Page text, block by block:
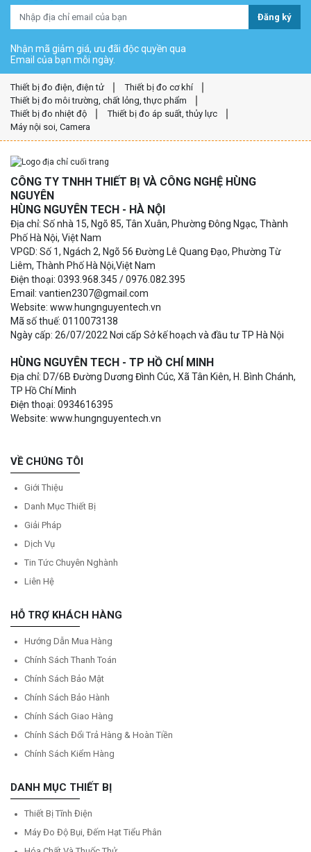
Đăng ký
Nhận mã giảm giá, ưu đãi độc quyền qua
Email của bạn mỗi ngày.
Thiết bị đo điện, điện tử
Thiết bị đo cơ khí
Thiết bị đo môi trường, chất lỏng, thực phẩm
Thiết bị đo nhiệt độ
Thiết bị đo áp suất, thủy lực
Máy nội soi, Camera
CÔNG TY TNHH THIẾT BỊ VÀ CÔNG NGHỆ HÙNG
NGUYÊN
HÙNG NGUYÊN TECH - HÀ NỘI
Địa chỉ: Số nhà 15, Ngõ 85, Tân Xuân, Phường Đông Ngạc, Thành
Phố Hà Nội, Việt Nam
VPGD: Số 1, Ngách 2, Ngõ 56 Đường Lê Quang Đạo, Phường Từ
Liêm, Thành Phố Hà Nội,Việt Nam
Điện thoại: 0393.968.345 / 0976.082.395
Email: vantien2307@gmail.com
Website: www.hungnguyentech.vn
Mã số thuế: 0110073138
Ngày cấp: 26/07/2022 Nơi cấp Sở kế hoạch và đầu tư TP Hà Nội
HÙNG NGUYÊN TECH - TP HỒ CHÍ MINH
Địa chỉ: D7/6B Đường Dương Đình Cúc, Xã Tân Kiên, H. Bình Chánh,
TP Hồ Chí Minh
Điện thoại: 0934616395
Website: www.hungnguyentech.vn
VỀ CHÚNG TÔI
Giới Thiệu
Danh Mục Thiết Bị
Giải Pháp
Dịch Vụ
Tin Tức Chuyên Nghành
Liên Hệ
HỖ TRỢ KHÁCH HÀNG
Hướng Dẫn Mua Hàng
Chính Sách Thanh Toán
Chính Sách Bảo Mật
Chính Sách Bảo Hành
Chính Sách Giao Hàng
Chính Sách Đổi Trả Hàng & Hoàn Tiền
Chính Sách Kiểm Hàng
DANH MỤC THIẾT BỊ
Thiết Bị Tĩnh Điện
Máy Đo Độ Bụi, Đếm Hạt Tiểu Phân